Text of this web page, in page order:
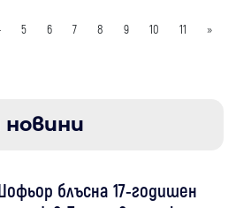
5 6 7 8 9 10 11 »
новини
блъсна 17-годишен